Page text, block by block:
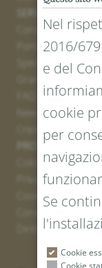
SERVICE
Contatto
Portale resi
Spedizione
Grandezze e
Newsletter
PROTEZIONE
Colofone
Privacy Policy
Cookies
Diritto di recesso
Nel
2016/
e del
cookie
per
Se
Cookie
Cookie